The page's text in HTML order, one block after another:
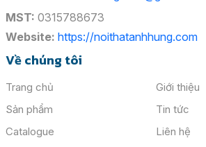
MST: 0315788673
Website: https://noithatanhhung.com
Về chúng tôi
Trang chủ
Giới thiệu
Sản phẩm
Tin tức
Catalogue
Liên hệ